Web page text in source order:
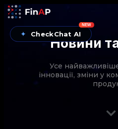
✦ CheckChat AI
NEW
Новини
Усе
інновації, зміни у